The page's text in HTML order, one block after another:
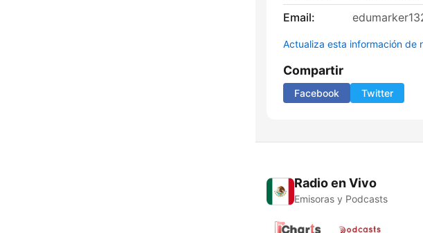
Email:
Actualiza esta información de
Compartir
Facebook Twitter
Radio en Vivo
Emisoras y Podcasts